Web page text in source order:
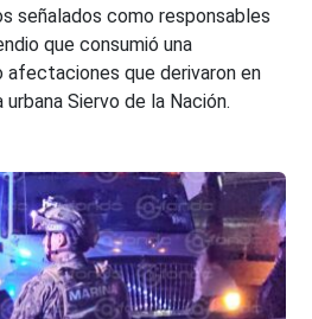
señalados como responsables
que consumió una
afectaciones que derivaron en
Siervo de la Nación.